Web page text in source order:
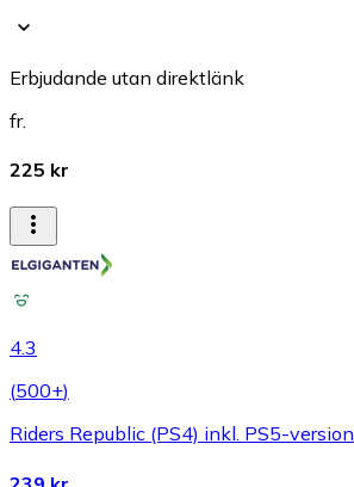
Erbjudande utan direktlänk
fr.
225 kr
4.3
(500+)
Riders Republic (PS4) inkl. PS5-version